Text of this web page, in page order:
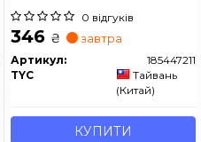
0 відгуків
346 ₴ завтра
Артикул:
185447211
TYC
Тайвань
(Китай)
КУПИТИ